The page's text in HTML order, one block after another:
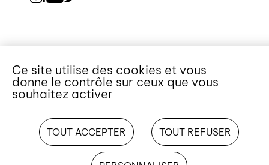
Ce site utilise des cookies et vous
donne le contrôle sur ceux que vous
souhaitez activer
TOUT ACCEPTER TOUT REFUSER